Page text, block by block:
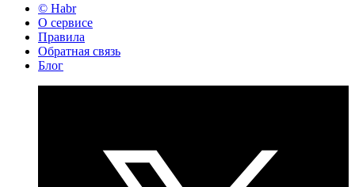
© Habr
О сервисе
Правила
Обратная связь
Блог